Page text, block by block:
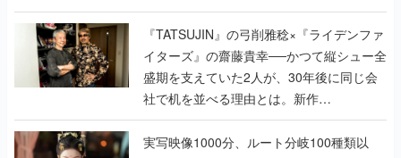
で作り込まれた理由を両ディレクターに聞
く
『TATSUJIN』の弓削雅稔×『ライデンファ
イターズ』の齋藤貴幸──かつて縦シュー全
盛期を支えていた2人が、30年後に同じ会
社で机を並べる理由とは。新作
『TATSUJIN EXTREME』で初タッグを組
んだレジェンド2人に訊く開発秘話
実写映像1000分、ルート分岐100種類以